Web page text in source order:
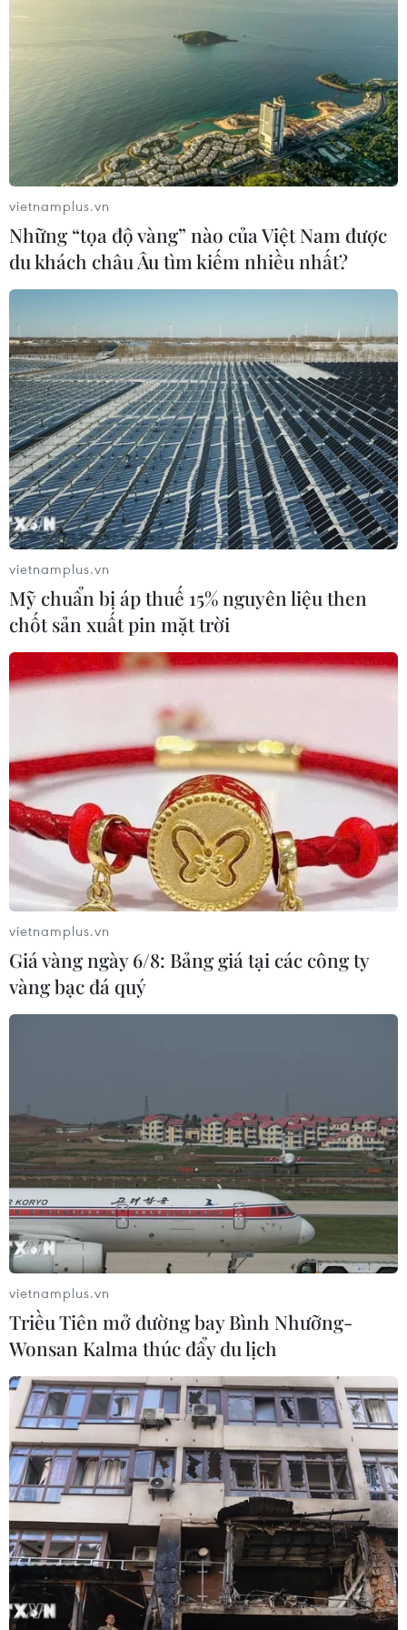
TIN CÙNG CHUYÊN MỤC
Doanh nghiệp Trung Quốc đánh giá
cao triển vọng hợp tác cơ giới hóa
nông nghiệp với Việt Nam
06/08/2026 04:14
vietnamplus.vn
Những “tọa độ vàng” nào của Việt Nam được
du khách châu Âu tìm kiếm nhiều nhất?
vietnamplus.vn
Mỹ chuẩn bị áp thuế 15% nguyên liệu then
chốt sản xuất pin mặt trời
vietnamplus.vn
Giá vàng ngày 6/8: Bảng giá tại các công ty
vàng bạc đá quý
vietnamplus.vn
Triều Tiên mở đường bay Bình Nhưỡng-
Wonsan Kalma thúc đẩy du lịch